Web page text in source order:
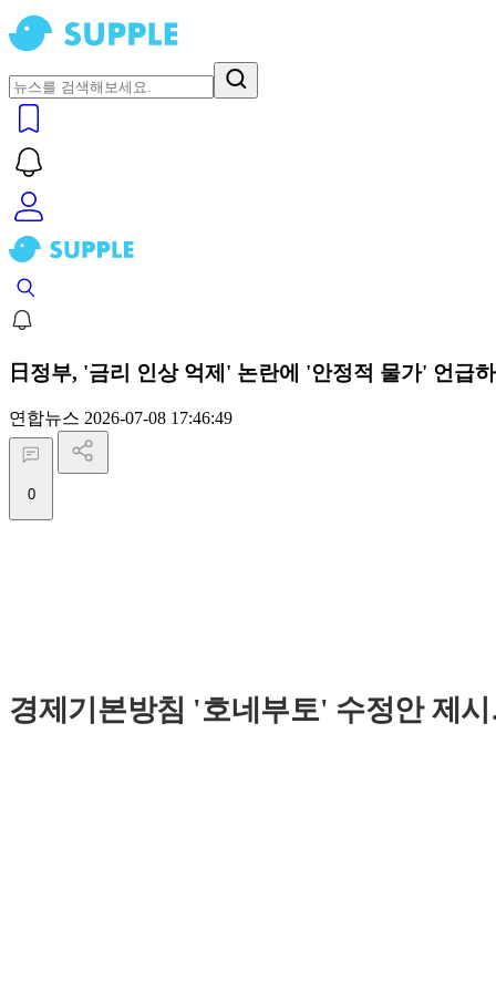
日정부, '금리 인상 억제' 논란에 '안정적 물가' 언급
연합뉴스 2026-07-08 17:46:49
0
경제기본방침 '호네부토' 수정안 제